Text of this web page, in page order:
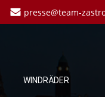
presse@team-
WINDRÄDER